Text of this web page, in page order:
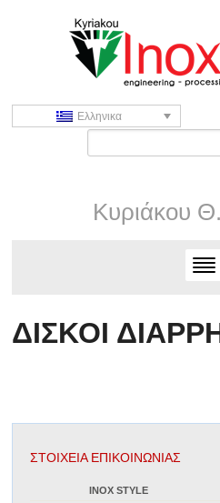
Ελληνικα
Κυριάκου
ΔΙΣΚΟΙ
ΣΤΟΙΧΕΙΑ ΕΠΙΚΟΙΝΩΝΙΑΣ
INOX STYLE